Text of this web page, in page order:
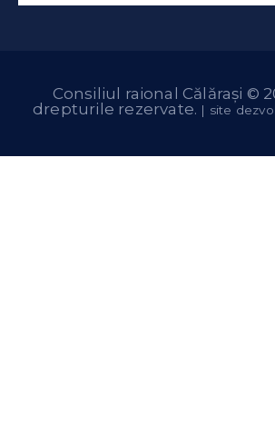
Consiliul raional Călărași ©
drepturile rezervate. | site